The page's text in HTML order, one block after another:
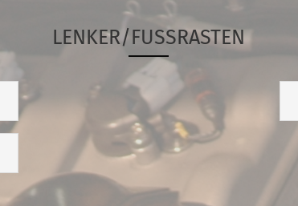
LENKER/FUSSRASTEN